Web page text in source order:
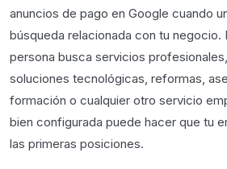
anuncios de pago en Google cuando
búsqueda relacionada con tu negocio.
persona busca servicios
soluciones tecnológicas, reformas,
formación o cualquier otro servicio
bien configurada puede hacer que tu
las primeras posiciones.